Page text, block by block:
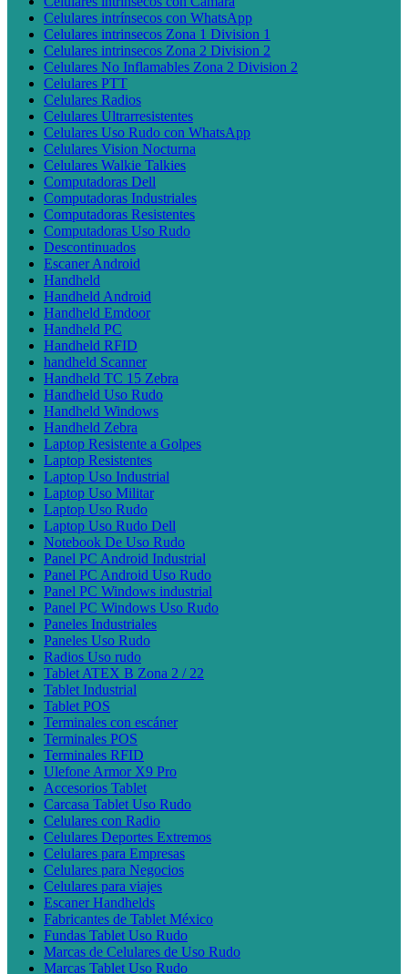
Celulares intrínsecos con WhatsApp
Celulares intrinsecos Zona 1 Division 1
Celulares intrinsecos Zona 2 Division 2
Celulares No Inflamables Zona 2 Division 2
Celulares PTT
Celulares Radios
Celulares Ultrarresistentes
Celulares Uso Rudo con WhatsApp
Celulares Vision Nocturna
Celulares Walkie Talkies
Computadoras Dell
Computadoras Industriales
Computadoras Resistentes
Computadoras Uso Rudo
Descontinuados
Escaner Android
Handheld
Handheld Android
Handheld Emdoor
Handheld PC
Handheld RFID
handheld Scanner
Handheld TC 15 Zebra
Handheld Uso Rudo
Handheld Windows
Handheld Zebra
Laptop Resistente a Golpes
Laptop Resistentes
Laptop Uso Industrial
Laptop Uso Militar
Laptop Uso Rudo
Laptop Uso Rudo Dell
Notebook De Uso Rudo
Panel PC Android Industrial
Panel PC Android Uso Rudo
Panel PC Windows industrial
Panel PC Windows Uso Rudo
Paneles Industriales
Paneles Uso Rudo
Radios Uso rudo
Tablet ATEX B Zona 2 / 22
Tablet Industrial
Tablet POS
Terminales con escáner
Terminales POS
Terminales RFID
Ulefone Armor X9 Pro
Accesorios Tablet
Carcasa Tablet Uso Rudo
Celulares con Radio
Celulares Deportes Extremos
Celulares para Empresas
Celulares para Negocios
Celulares para viajes
Escaner Handhelds
Fabricantes de Tablet México
Fundas Tablet Uso Rudo
Marcas de Celulares de Uso Rudo
Marcas Tablet Uso Rudo